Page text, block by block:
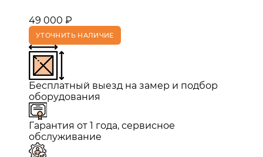
49 000 ₽
УТОЧНИТЬ НАЛИЧИЕ
Бесплатный выезд на замер и подбор
оборудования
Гарантия от 1 года, сервисное
обслуживание